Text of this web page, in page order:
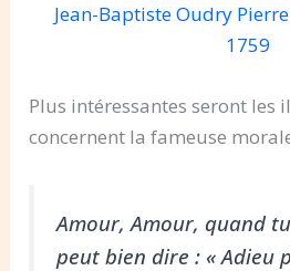
Jean-Baptiste Oudry
1759
Plus intéressantes seront les
concernent la fameuse
Amour, Amour, quand
peut bien dire : « Adieu